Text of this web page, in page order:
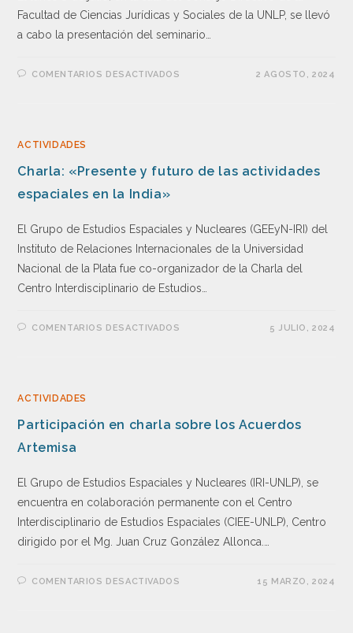
Facultad de Ciencias Jurídicas y Sociales de la UNLP, se llevó
a cabo la presentación del seminario…
COMENTARIOS DESACTIVADOS 2 AGOSTO, 2024
ACTIVIDADES
Charla: «Presente y futuro de las actividades
espaciales en la India»
El Grupo de Estudios Espaciales y Nucleares (GEEyN-IRI) del
Instituto de Relaciones Internacionales de la Universidad
Nacional de la Plata fue co-organizador de la Charla del
Centro Interdisciplinario de Estudios…
COMENTARIOS DESACTIVADOS 5 JULIO, 2024
ACTIVIDADES
Participación en charla sobre los Acuerdos
Artemisa
El Grupo de Estudios Espaciales y Nucleares (IRI-UNLP), se
encuentra en colaboración permanente con el Centro
Interdisciplinario de Estudios Espaciales (CIEE-UNLP), Centro
dirigido por el Mg. Juan Cruz González Allonca.…
COMENTARIOS DESACTIVADOS 15 MARZO, 2024